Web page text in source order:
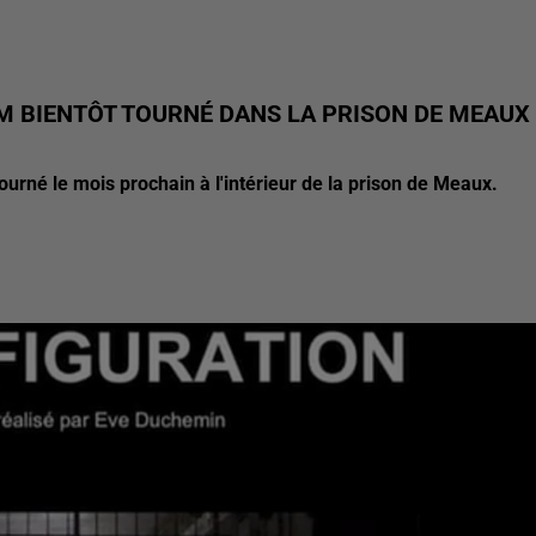
BIENTÔT TOURNÉ DANS LA PRISON DE MEAUX
le mois prochain à l'intérieur de la prison de Meaux.